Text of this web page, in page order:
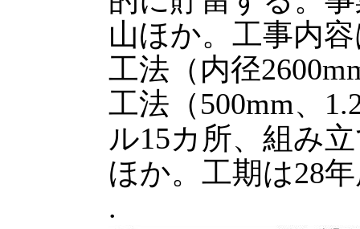
山ほか。工事内
工法（内径
工法（500mm、
ル15カ所、組み
ほか。工期は28
.